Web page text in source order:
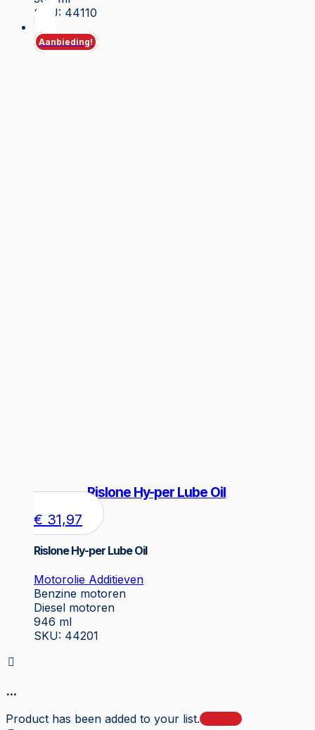
SKU: 44110
Aanbieding!
Rislone Hy-per Lube Oil
€ 31,97
Rislone Hy-per Lube Oil
Motorolie Additieven
Benzine motoren
Diesel motoren
946 ml
SKU: 44201
...
Product has been added to your list.